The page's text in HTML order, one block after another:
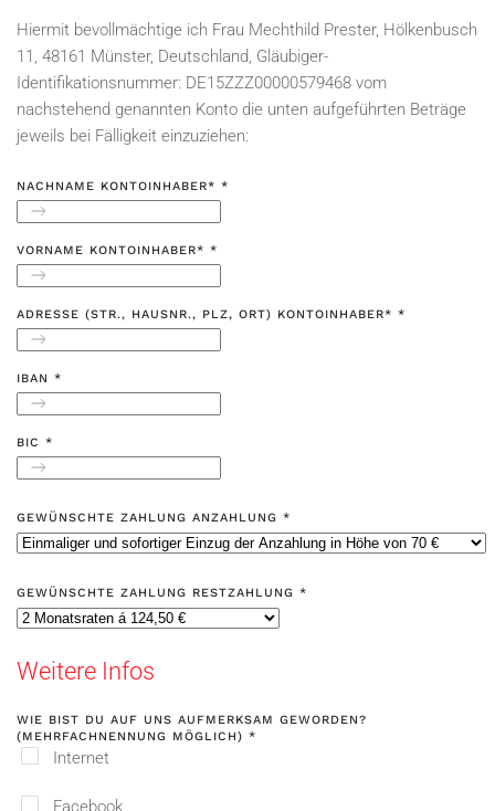
Hiermit bevollmächtige ich Frau Mechthild Prester, Hölkenbusch
11, 48161 Münster, Deutschland, Gläubiger-
Identifikationsnummer: DE15ZZZ00000579468 vom
nachstehend genannten Konto die unten aufgeführten Beträge
jeweils bei Fälligkeit einzuziehen:
NACHNAME KONTOINHABER* *
VORNAME KONTOINHABER* *
ADRESSE (STR., HAUSNR., PLZ, ORT) KONTOINHABER* *
IBAN *
BIC *
GEWÜNSCHTE ZAHLUNG ANZAHLUNG *
GEWÜNSCHTE ZAHLUNG RESTZAHLUNG *
Weitere Infos
WIE BIST DU AUF UNS AUFMERKSAM GEWORDEN?
(MEHRFACHNENNUNG MÖGLICH) *
Internet
Facebook